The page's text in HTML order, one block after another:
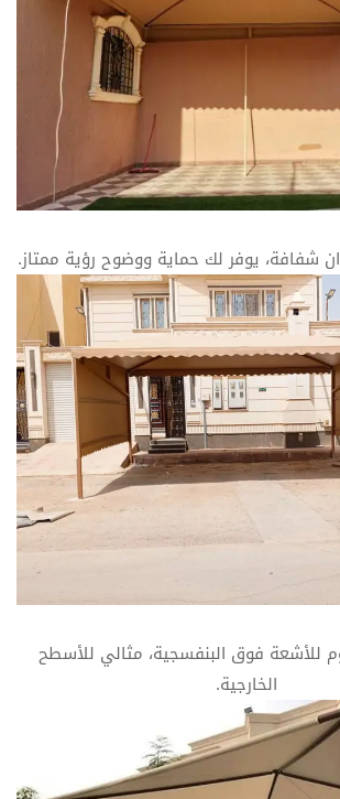
شفافة، يوفر لك حماية ووضوح رؤية ممتاز.
للأشعة فوق البنفسجية، مثالي للأسطح
الخارجية.